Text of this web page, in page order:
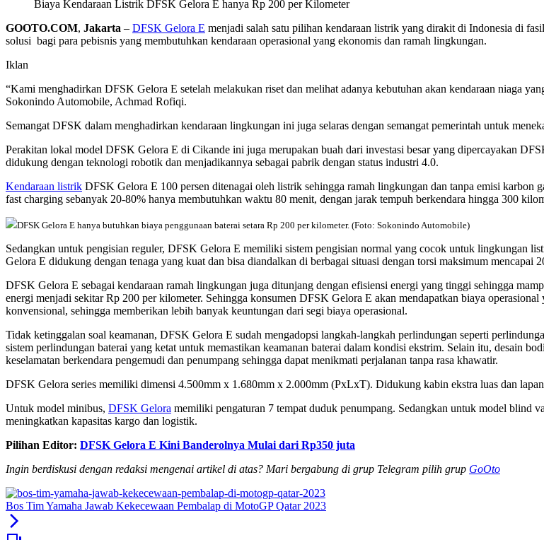
Biaya Kendaraan Listrik DFSK Gelora E hanya Rp 200 per Kilometer
GOOTO.COM, Jakarta – DFSK Gelora E menjadi salah satu pilihan kendaraan listrik yang dirakit di Indonesia di
solusi bagi para pebisnis yang membutuhkan kendaraan operasional yang ekonomis dan ramah lingkungan.
Iklan
“Kami menghadirkan DFSK Gelora E setelah melakukan riset dan melihat adanya kebutuhan akan kendaraan niaga
Sokonindo Automobile, Achmad Rofiqi.
Semangat DFSK dalam menghadirkan kendaraan lingkungan ini juga selaras dengan semangat pemerintah untuk
Perakitan lokal model DFSK Gelora E di Cikande ini juga merupakan buah dari investasi besar yang dipercayakan
didukung dengan teknologi robotik dan menjadikannya sebagai pabrik dengan status industri 4.0.
Kendaraan listrik DFSK Gelora E 100 persen ditenagai oleh listrik sehingga ramah lingkungan dan tanpa emisi karbon
fast charging sebanyak 20-80% hanya membutuhkan waktu 80 menit, dengan jarak tempuh berkendara hingga 300
DFSK Gelora E hanya butuhkan biaya penggunaan baterai setara Rp 200 per kilometer. (Foto: Sokonindo Automobile)
Sedangkan untuk pengisian reguler, DFSK Gelora E memiliki sistem pengisian normal yang cocok untuk lingkungan
Gelora E didukung dengan tenaga yang kuat dan bisa diandalkan di berbagai situasi dengan torsi maksimum mencapai
DFSK Gelora E sebagai kendaraan ramah lingkungan juga ditunjang dengan efisiensi energi yang tinggi sehingga
energi menjadi sekitar Rp 200 per kilometer. Sehingga konsumen DFSK Gelora E akan mendapatkan biaya
konvensional, sehingga memberikan lebih banyak keuntungan dari segi biaya operasional.
Tidak ketinggalan soal keamanan, DFSK Gelora E sudah mengadopsi langkah-langkah perlindungan seperti
sistem perlindungan baterai yang ketat untuk memastikan keamanan baterai dalam kondisi ekstrim. Selain itu, desain
keselamatan berkendara pengemudi dan penumpang sehingga dapat menikmati perjalanan tanpa rasa khawatir.
DFSK Gelora series memiliki dimensi 4.500mm x 1.680mm x 2.000mm (PxLxT). Didukung kabin ekstra luas dan
Untuk model minibus, DFSK Gelora memiliki pengaturan 7 tempat duduk penumpang. Sedangkan untuk model blind
meningkatkan kapasitas kargo dan logistik.
Pilihan Editor: DFSK Gelora E Kini Banderolnya Mulai dari Rp350 juta
Ingin berdiskusi dengan redaksi mengenai artikel di atas? Mari bergabung di grup Telegram pilih grup GoOto
Bos Tim Yamaha Jawab Kekecewaan Pembalap di MotoGP Qatar 2023